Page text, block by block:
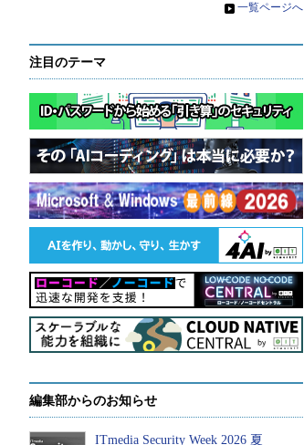
» 一覧ページへ
注目のテーマ
編集部からのお知らせ
ITmedia Security Week 2026 夏